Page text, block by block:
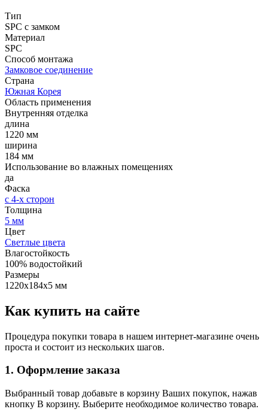
Тип
SPC с замком
Материал
SPC
Способ монтажа
Замковое соединение
Страна
Южная Корея
Область применения
Внутренняя отделка
длина
1220 мм
ширина
184 мм
Использование во влажных помещениях
да
Фаска
с 4-х сторон
Толщина
5 мм
Цвет
Светлые цвета
Влагостойкость
100% водостойкий
Размеры
1220х184х5 мм
Как купить на сайте
Процедура покупки товара в нашем интернет-магазине очень
проста и состоит из нескольких шагов.
1. Оформление заказа
Выбранный товар добавьте в корзину Ваших покупок, нажав
кнопку В корзину. Выберите необходимое количество товара.